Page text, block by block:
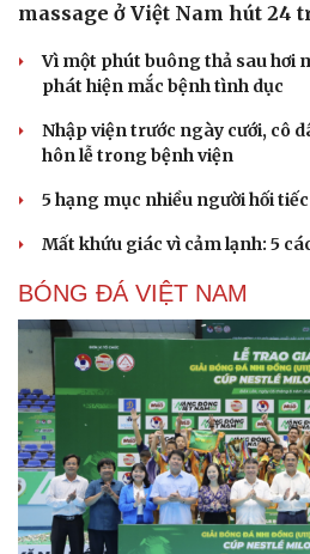
massage ở Việt Nam hút 24
Vì một phút buông thả sau hơi
phát hiện mắc bệnh tình dục
Nhập viện trước ngày cưới, cô
hôn lễ trong bệnh viện
5 hạng mục nhiều người hối
Mất khứu giác vì cảm lạnh: 5
BÓNG ĐÁ VIỆT NAM